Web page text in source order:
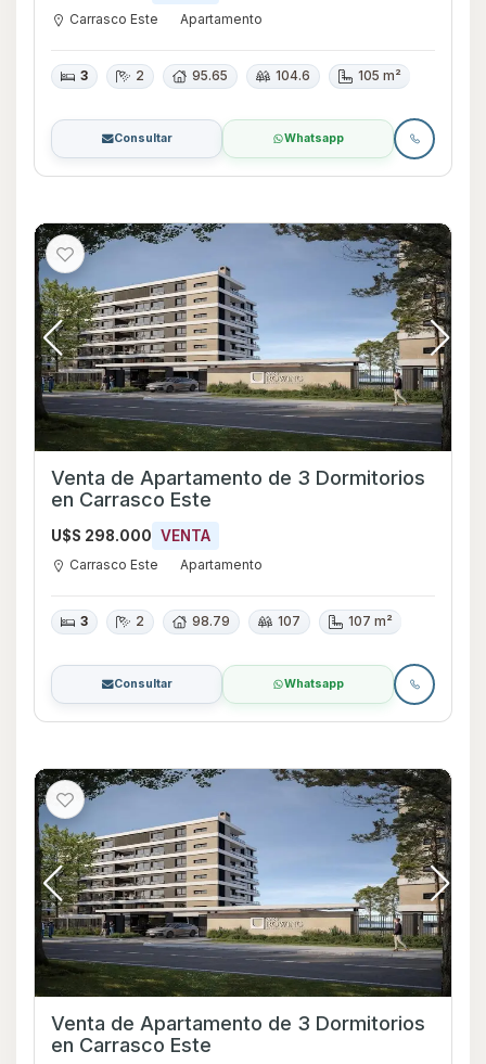
Carrasco Este Apartamento
3 2 95.65 104.6 105 m²
Consultar Whatsapp
Venta de Apartamento de 3 Dormitorios
en Carrasco Este
U$S 298.000 VENTA
Carrasco Este Apartamento
3 2 98.79 107 107 m²
Consultar Whatsapp
Venta de Apartamento de 3 Dormitorios
en Carrasco Este